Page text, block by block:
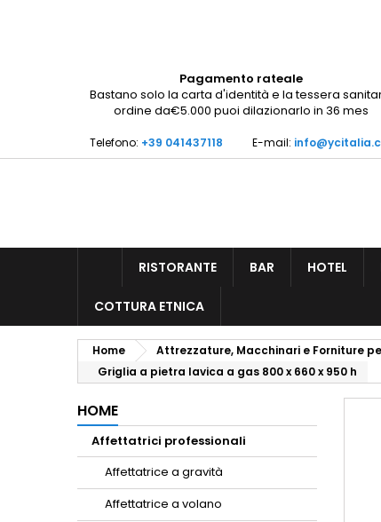
Pagamento rateale
Bastano solo la carta d'identità e la tessera
ordine da€5.000 puoi dilazionarlo in 36 mes
Telefono: +39 041437118 E-mail:
RISTORANTE BAR HOTEL
COTTURA ETNICA
Home Attrezzature, Macchinari e Forniture
Griglia a pietra lavica a gas 800 x 660 x 950 h
HOME
Affettatrici professionali
Affettatrice a gravità
Affettatrice a volano